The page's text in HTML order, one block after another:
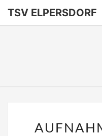
TSV ELPERSDORF